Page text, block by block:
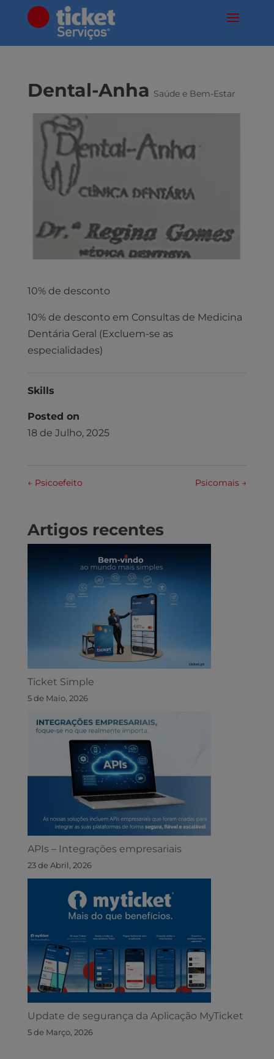
Dental-Anha Saúde e Bem-Estar
10% de desconto
10% de desconto em Consultas de Medicina
Dentária Geral (Excluem-se as
especialidades)
Skills
Posted on
18 de Julho, 2025
←Psicoefeito Psicomais →
Artigos recentes
Ticket Simple
5 de Maio, 2026
APIs – Integrações empresariais
23 de Abril, 2026
Update de segurança da Aplicação MyTicket
5 de Março, 2026